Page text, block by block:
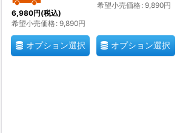
6,980円(税込)
希望小売価格: 9,890円
オプション選択
希望小売価格: 9,890円
オプション選択